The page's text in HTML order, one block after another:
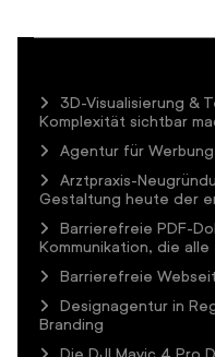
3D-Visualisierung &
Komplexität sichtbar
Agentur für
Arztpraxis-
Gestaltung heute der
Barrierefreie PDF-
Kommunikation, die
Barrierefreie
Designagentur in
Branding